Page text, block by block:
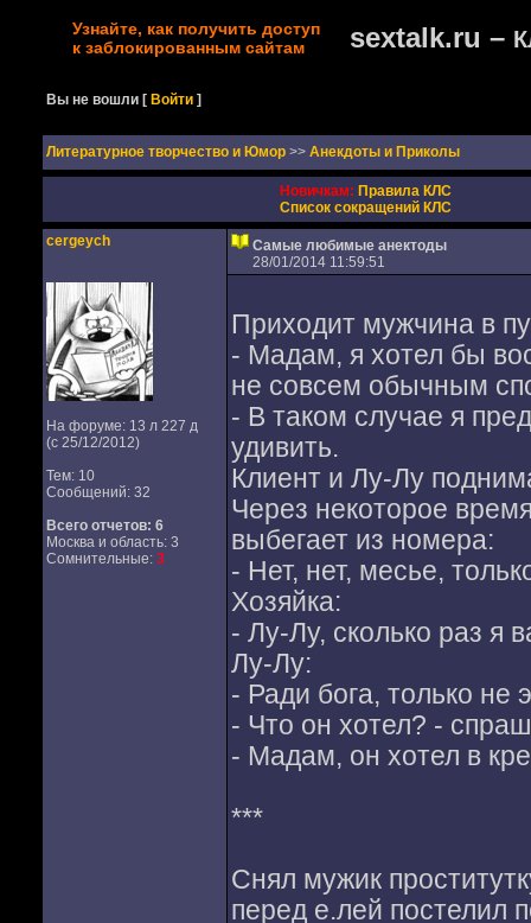
Узнайте, как получить доступ
к заблокированным сайтам
sextalk.ru –
Вы не вошли [Войти ]
Литературное творчество и Юмор >> Анекдоты и Приколы
Новичкам: Правила КЛС
Список сокращений КЛС
cergeych
На форуме: 13 л 227 д
(с 25/12/2012)
Тем: 10
Сообщений: 32
Всего отчетов: 6
Москва и область: 3
Сомнительные: 3
Самые любимые анектоды
28/01/2014 11:59:51
Приходит мужчина в
- Мадам, я хотел бы
не совсем обычным
- В таком случае я
удивить.
Клиент и Лу-Лу
Через некоторое
выбегает из номера:
- Нет, нет, месье,
Хозяйка:
- Лу-Лу, сколько раз я
Лу-Лу:
- Ради бога, только не
- Что он хотел? -
- Мадам, он хотел в
***
Cнял мужик
перед е.лей постелил